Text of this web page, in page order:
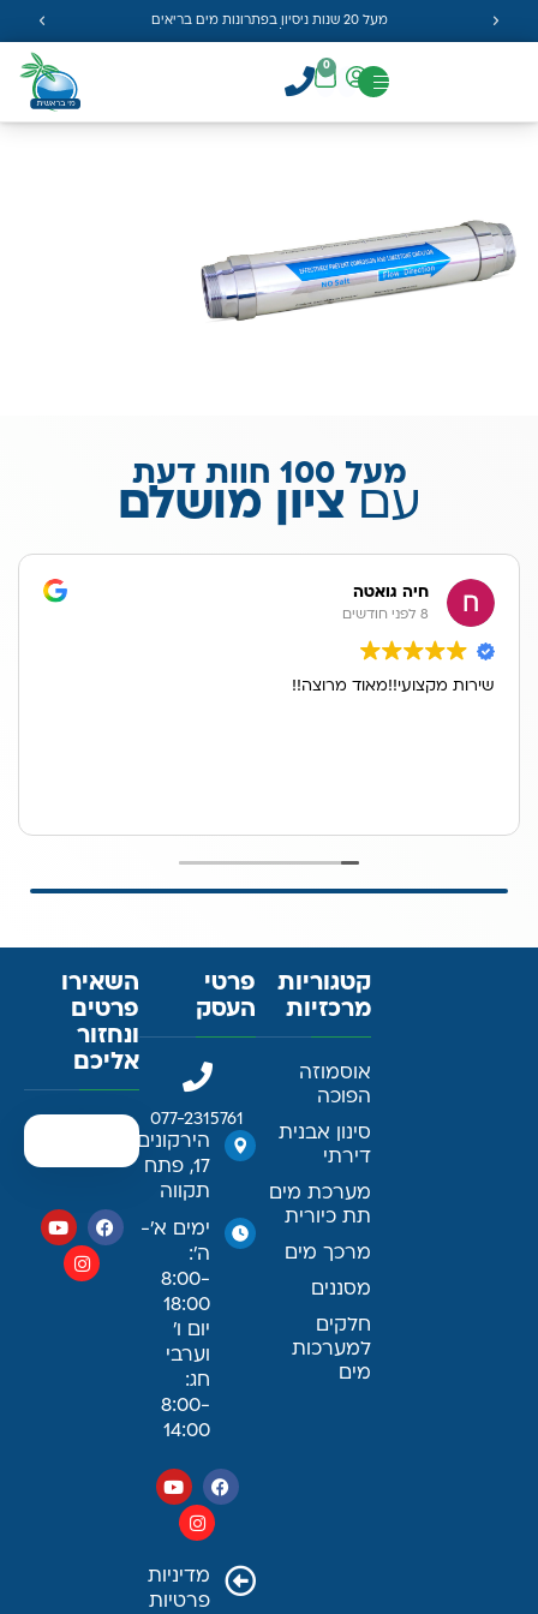
מעל 20 שנות ניסיון בפתרונות מים בריאים
0
מעל 100 חוות דעת
עםציון מושלם
חיה גואטה
8 לפני חודשים
שירות מקצועי!!מאוד מרוצה!!
קטגוריות
מרכזיות
אוסמוזה
הפוכה
סינון אבנית
דירתי
מערכת מים
תת כיורית
מרכך מים
מסננים
חלקים
למערכות
מים
פרטי
העסק
077-2315761
הירקונים
17, פתח
תקווה
ימים א׳-
ה׳:
8:00-
18:00
יום ו׳
וערבי
חג:
8:00-
14:00
מדיניות
פרטיות
השאירו
פרטים
ונחזור
אליכם